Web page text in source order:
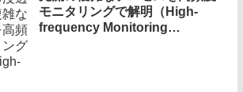
モニタリングで解明（High-
frequency Monitoring